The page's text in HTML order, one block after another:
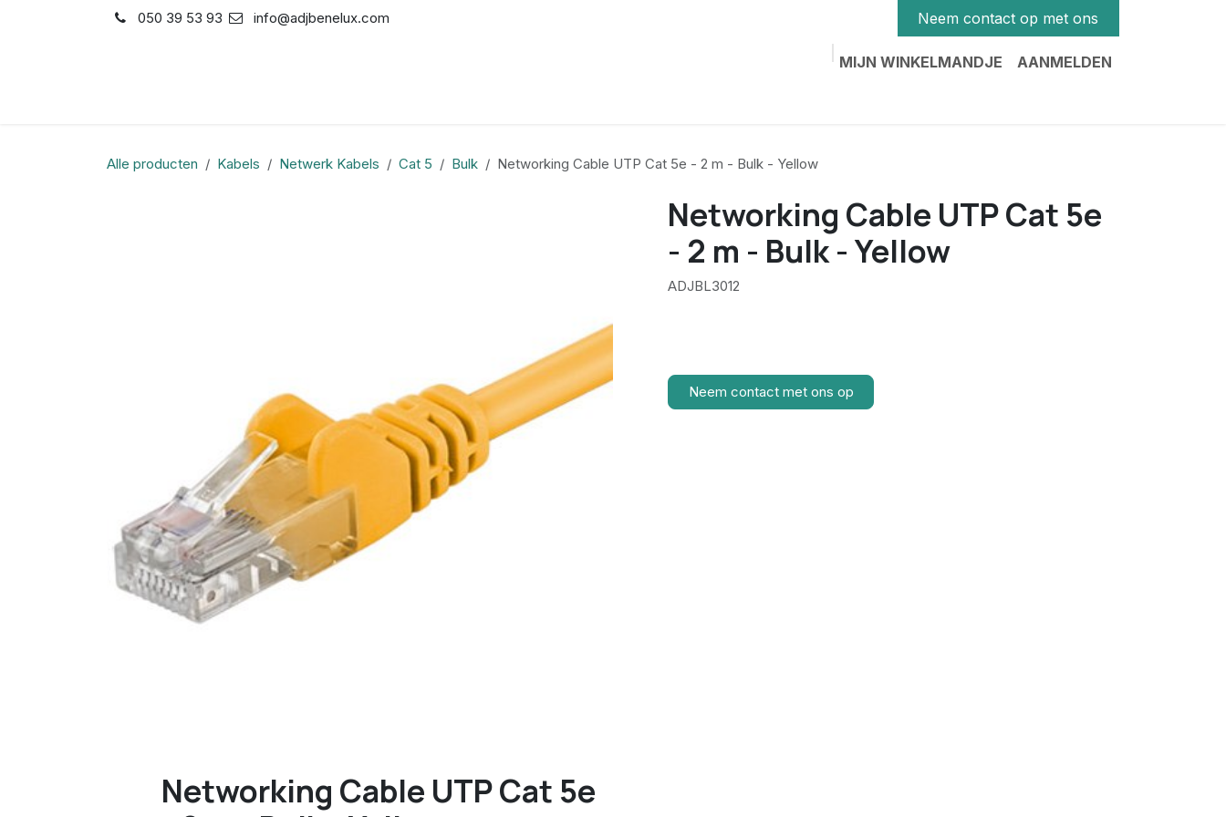
Overslaan naar inhoud
050 39 53 93 info@adjbenelux.com Neem contact op met ons
MIJN WINKELMANDJE
AANMELDEN
Alle producten Kabels Netwerk Kabels Cat 5 Bulk Networking Cable UTP Cat 5e - 2 m - Bulk - Yellow
Networking Cable UTP Cat 5e
- 2 m - Bulk - Yellow
ADJBL3012
Neem contact met ons op
Networking Cable UTP Cat 5e